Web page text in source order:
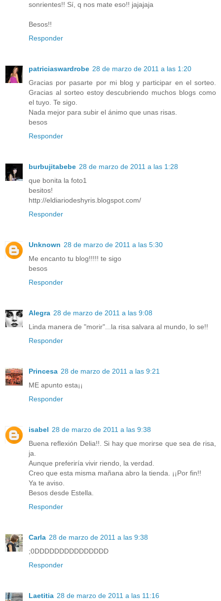
sonrientes!! Sí, q nos mate eso!! jajajaja
Besos!!
Responder
patriciaswardrobe 28 de marzo de 2011 a las 1:20
Gracias por pasarte por mi blog y participar en el sorteo.
Gracias al sorteo estoy descubriendo muchos blogs como
el tuyo. Te sigo.
Nada mejor para subir el ánimo que unas risas.
besos
Responder
burbujitabebe 28 de marzo de 2011 a las 1:28
que bonita la foto1
besitos!
http://eldiariodeshyris.blogspot.com/
Responder
Unknown 28 de marzo de 2011 a las 5:30
Me encanto tu blog!!!!! te sigo
besos
Responder
Alegra 28 de marzo de 2011 a las 9:08
Linda manera de "morir"...la risa salvara al mundo, lo se!!
Responder
Princesa 28 de marzo de 2011 a las 9:21
ME apunto esta¡¡
Responder
isabel 28 de marzo de 2011 a las 9:38
Buena reflexión Delia!!. Si hay que morirse que sea de risa,
ja.
Aunque preferiría vivir riendo, la verdad.
Creo que esta misma mañana abro la tienda. ¡¡Por fin!!
Ya te aviso.
Besos desde Estella.
Responder
Carla 28 de marzo de 2011 a las 9:38
;0DDDDDDDDDDDDDDD
Responder
Laetitia 28 de marzo de 2011 a las 11:16